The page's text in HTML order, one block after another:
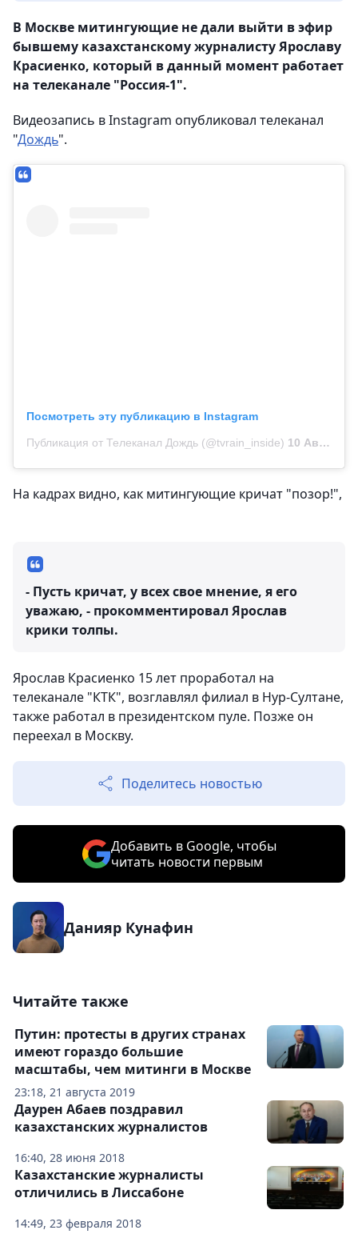
В Москве митингующие не дали выйти в эфир
бывшему казахстанскому журналисту Ярославу
Красиенко, который в данный момент работает
на телеканале "Россия-1".
Видеозапись в Instagram опубликовал телеканал
"Дождь".
Посмотреть эту публикацию в Instagram
Публикация от Телеканал Дождь (@tvrain_inside) 10 Авг 2019 в 7:04 PDT
На кадрах видно, как митингующие кричат "позор!",
- Пусть кричат, у всех свое мнение, я его
уважаю, - прокомментировал Ярослав
крики толпы.
Ярослав Красиенко 15 лет проработал на
телеканале "КТК", возглавлял филиал в Нур-Султане,
также работал в президентском пуле. Позже он
переехал в Москву.
Поделитесь новостью
Добавить в Google, чтобы
читать новости первым
Данияр Кунафин
Читайте также
23:18, 21 августа 2019
Путин: протесты в других странах
имеют гораздо большие
масштабы, чем митинги в Москве
16:40, 28 июня 2018
Даурен Абаев поздравил
казахстанских журналистов
14:49, 23 февраля 2018
Казахстанские журналисты
отличились в Лиссабоне